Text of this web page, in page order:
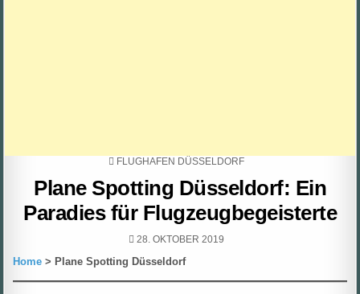
POSTED
FLUGHAFEN DÜSSELDORF
Plane Spotting Düsseldorf: Ein
Paradies für Flugzeugbegeisterte
PUBLISHED
28. OKTOBER 2019
Home > Plane Spotting Düsseldorf